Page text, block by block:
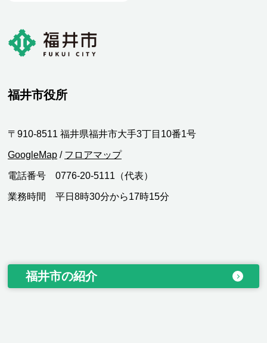
福井市役所
〒910-8511 福井県福井市大手3丁目10番1号
GoogleMap / フロアマップ
電話番号 0776-20-5111（代表）
業務時間 平日8時30分から17時15分
福井市の紹介